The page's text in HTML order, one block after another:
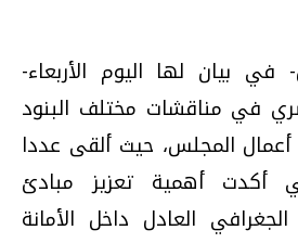
في بيان لها اليوم الأربعاء-
في مناقشات مختلف البنود
المجلس، حيث ألقى عددا
أكدت أهمية تعزيز مبادئ
العادل داخل الأمانة